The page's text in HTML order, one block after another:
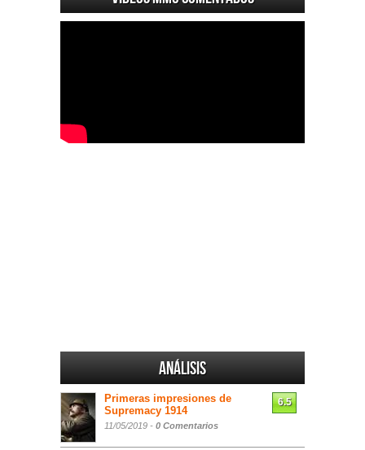
Análisis
Primeras impresiones de
Supremacy 1914
11/05/2019 - 0 Comentarios
6.5